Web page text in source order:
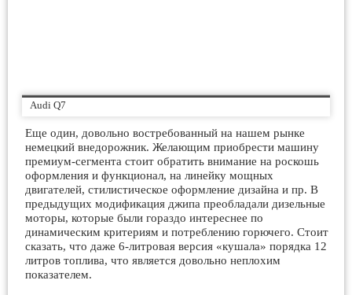
Audi Q7
Еще один, довольно востребованный на нашем рынке
немецкий внедорожник. Желающим приобрести машину
премиум-сегмента стоит обратить внимание на роскошь
оформления и функционал, на линейку мощных
двигателей, стилистическое оформление дизайна и пр. В
предыдущих модификация джипа преобладали дизельные
моторы, которые были гораздо интереснее по
динамическим критериям и потреблению горючего. Стоит
сказать, что даже 6-литровая версия «кушала» порядка 12
литров топлива, что является довольно неплохим
показателем.